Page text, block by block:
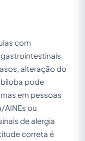
com
alteração do
pode
em pessoas
AINEs ou
de alergia
correta é